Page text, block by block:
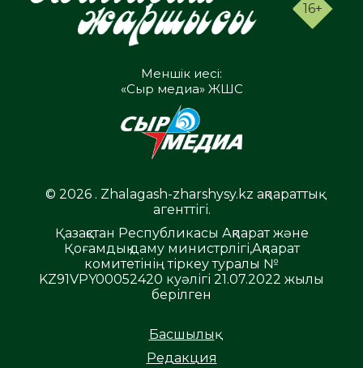
16+
Меншік иесі:
«Сыр медиа» ЖШС
© 2026 . Zhalagash-zharshysy.kz ақпараттық
агенттігі.
Қазақстан Республикасы Ақпарат және
Қоғамдық даму министрлігі,Ақпарат
комитетінің тіркеу туралы №
KZ91VPY00052420 куәлігі 21.07.2022 жылы
берілген
Басшылық
Редакция